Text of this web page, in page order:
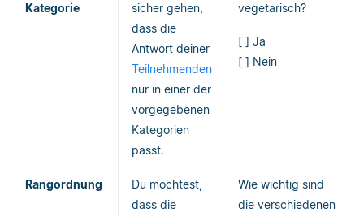
Kategorie
sicher gehen,
dass die
Antwort deiner
Teilnehmenden
nur in einer der
vorgegebenen
Kategorien
passt.
vegetarisch?
[ ] Ja
[ ] Nein
Rangordnung
Du möchtest,
dass die
Wie wichtig sind
die verschiedenen